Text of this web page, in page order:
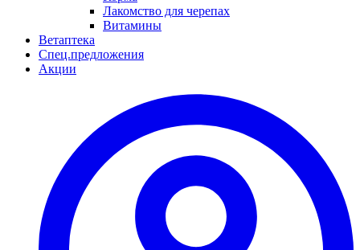
Лакомство для черепах
Витамины
Ветаптека
Спец.предложения
Акции